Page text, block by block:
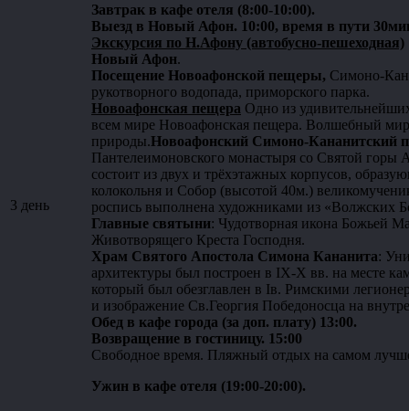
3 день
Завтрак в кафе отеля (8:00-10:00).
Выезд в Новый Афон. 10:00, время в пути
Экскурсия по Н.Афону (автобусно-пешеходная)
Новый Афон.
Посещение Новоафонской пещеры, Симоно-
рукотворного водопада, приморского парка.
Новоафонская пещера Одно из
всем мире Новоафонская пещера. Волшебный
природы.Новоафонский Симоно-Кананитский
Пантелеимоновского монастыря со Святой
состоит из двух и трёхэтажных корпусов,
колокольня и Собор (высотой 40м.)
роспись выполнена художниками из «Волжских
Главные святыни: Чудотворная икона Божьей
Животворящего Креста Господня.
Храм Святого Апостола Симона Кананита:
архитектуры был построен в IX-X вв. на месте
который был обезглавлен в Iв. Римскими
и изображение Св.Георгия Победоносца на
Обед в кафе города (за доп. плату) 13:00.
Возвращение в гостиницу. 15:00
Свободное время. Пляжный отдых на самом
Ужин в кафе отеля (19:00-20:00).